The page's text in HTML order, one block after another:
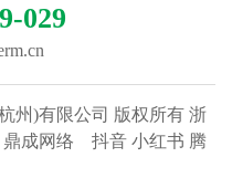
029
州)有限公司 版权所有 浙
鼎成网络 抖音 小红书 腾